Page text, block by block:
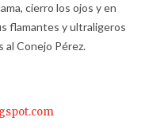
cierro los ojos y en
flamantes y ultraligeros
Conejo Pérez.